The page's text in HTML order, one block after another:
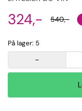
324,- 540,-
På lager: 5
-